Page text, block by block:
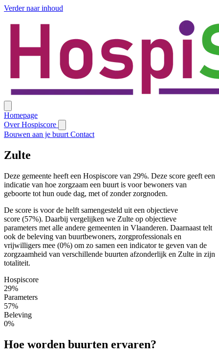
Verder naar inhoud
Homepage
Over Hospiscore
Bouwen aan je buurt Contact
Zulte
Deze gemeente heeft een Hospiscore van 29%. Deze score geeft een
indicatie van hoe zorgzaam een buurt is voor bewoners van
geboorte tot hun oude dag, met of zonder zorgnoden.
De score is voor de helft samengesteld uit een objectieve
score (57%). Daarbij vergelijken we Zulte op objectieve
parameters met alle andere gemeenten in Vlaanderen. Daarnaast telt
ook de beleving van buurtbewoners, zorgprofessionals en
vrijwilligers mee (0%) om zo samen een indicator te geven van de
zorgzaamheid van verschillende buurten afzonderlijk en Zulte in zijn
totaliteit.
Hospiscore
29%
Parameters
57%
Beleving
0%
Hoe worden buurten ervaren?